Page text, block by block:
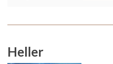
Heller